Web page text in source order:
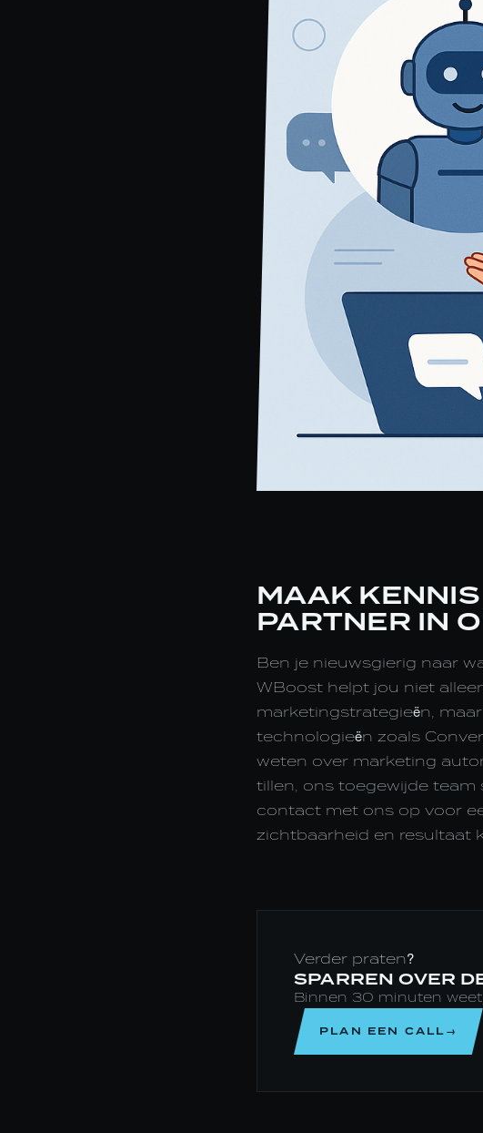
MAAK
PARTNER IN
Ben je nieuwsgierig naar
WBoost helpt jou niet
marketingstrategieën,
technologieën zoals
weten over marketing
tillen, ons toegewijde
contact met ons op voor
zichtbaarheid en resultaat
Verder praten?
SPARREN OVER
Binnen 30 minuten weet
PLAN EEN CALL→